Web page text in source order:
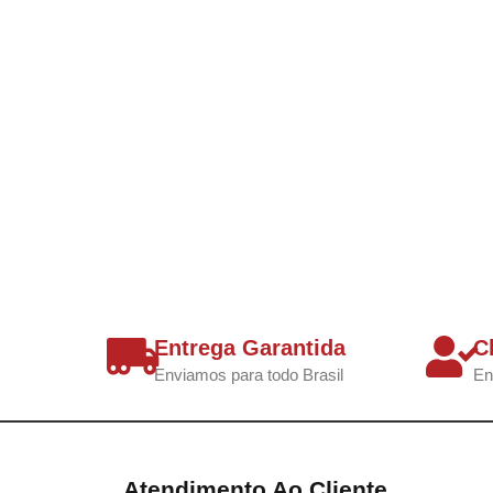
Entrega Garantida
Enviamos para todo Brasil